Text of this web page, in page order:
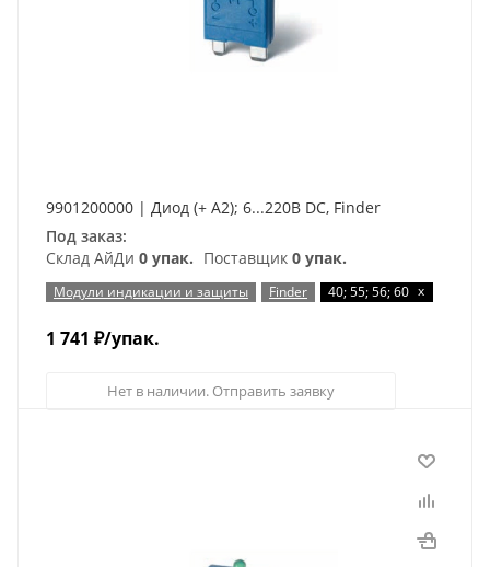
9901200000 | Диод (+ A2); 6...220В DC, Finder
Под заказ:
Склад АйДи 0 упак. Поставщик 0 упак.
Модули индикации и защиты Finder 40; 55; 56; 60 x
1 741 ₽/упак.
Нет в наличии. Отправить заявку